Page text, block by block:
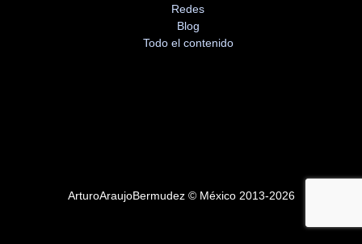
Redes
Blog
Todo el contenido
ArturoAraujoBermudez © México 2013-2026